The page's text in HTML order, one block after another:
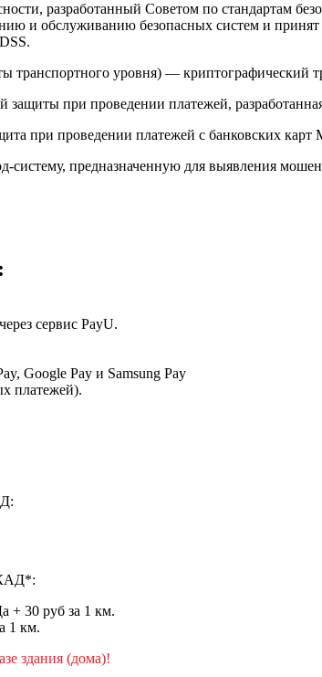
разработанный Советом по стандартам
и обслуживанию безопасных систем и
транспортного уровня) — криптографический
при проведении платежей,
при проведении платежей с банковских карт
систему, предназначенную для выявления
сервис PayU.
Google Pay и Samsung Pay
платежей).
+ 30 руб за 1 км.
1 км.
здания (дома)!